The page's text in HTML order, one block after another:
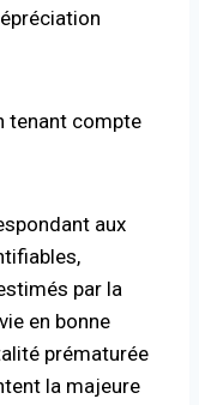
tenant compte
aux
par la
en bonne
prématurée
la majeure